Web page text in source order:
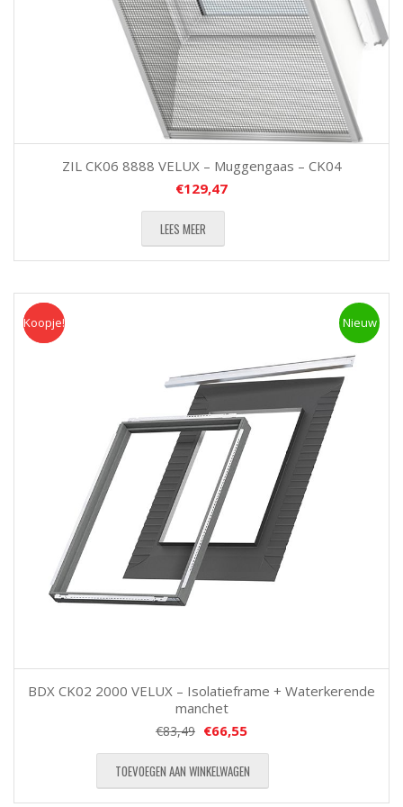
ZIL CK06 8888 VELUX – Muggengaas – CK04
€129,47
LEES MEER
Koopje Nieuw
Koopje!
BDX CK02 2000 VELUX – Isolatieframe + Waterkerende
manchet
€83,49 €66,55
TOEVOEGEN AAN WINKELWAGEN